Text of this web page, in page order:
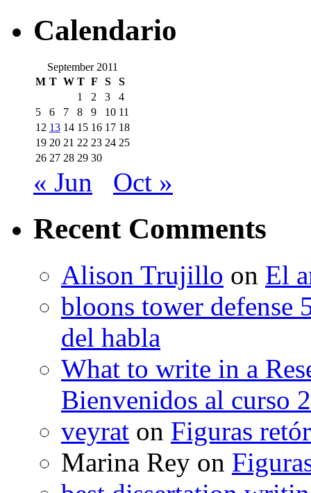
Calendario
September 2011
M T W T F S
S
1
2 3
4
5
6 7 8 9 10 11
12 13 14 15 16 17 18
19 20 21 22 23 24 25
26 27 28 29 30
« Jun Oct »
Recent Comments
Alison Trujillo on El
bloons tower defense
del habla
What to write in a
Bienvenidos al curso
veyrat on Figuras
Marina Rey on